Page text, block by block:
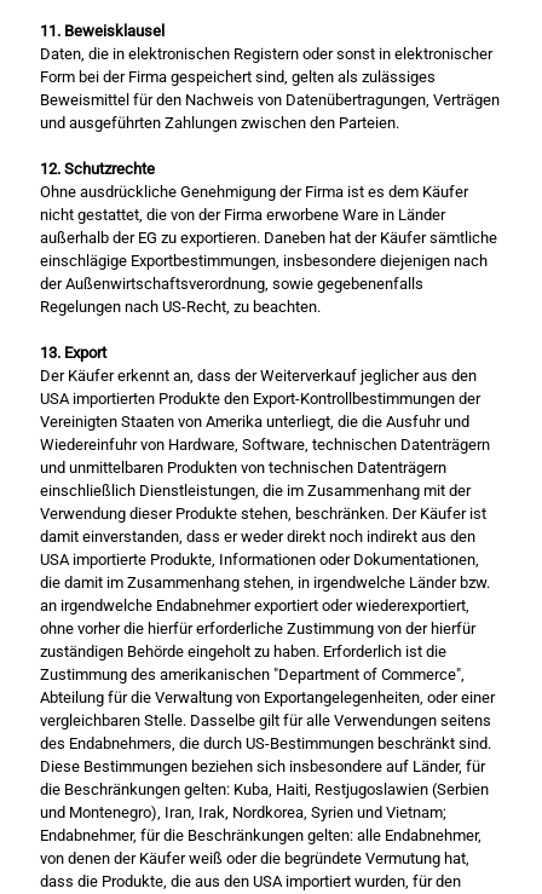
11. Beweisklausel
Daten, die in elektronischen Registern oder sonst in elektronischer
Form bei der Firma gespeichert sind, gelten als zulässiges
Beweismittel für den Nachweis von Datenübertragungen, Verträgen
und ausgeführten Zahlungen zwischen den Parteien.
12. Schutzrechte
Ohne ausdrückliche Genehmigung der Firma ist es dem Käufer
nicht gestattet, die von der Firma erworbene Ware in Länder
außerhalb der EG zu exportieren. Daneben hat der Käufer sämtliche
einschlägige Exportbestimmungen, insbesondere diejenigen nach
der Außenwirtschaftsverordnung, sowie gegebenenfalls
Regelungen nach US-Recht, zu beachten.
13. Export
Der Käufer erkennt an, dass der Weiterverkauf jeglicher aus den
USA importierten Produkte den Export-Kontrollbestimmungen der
Vereinigten Staaten von Amerika unterliegt, die die Ausfuhr und
Wiedereinfuhr von Hardware, Software, technischen Datenträgern
und unmittelbaren Produkten von technischen Datenträgern
einschließlich Dienstleistungen, die im Zusammenhang mit der
Verwendung dieser Produkte stehen, beschränken. Der Käufer ist
damit einverstanden, dass er weder direkt noch indirekt aus den
USA importierte Produkte, Informationen oder Dokumentationen,
die damit im Zusammenhang stehen, in irgendwelche Länder bzw.
an irgendwelche Endabnehmer exportiert oder wiederexportiert,
ohne vorher die hierfür erforderliche Zustimmung von der hierfür
zuständigen Behörde eingeholt zu haben. Erforderlich ist die
Zustimmung des amerikanischen "Department of Commerce",
Abteilung für die Verwaltung von Exportangelegenheiten, oder einer
vergleichbaren Stelle. Dasselbe gilt für alle Verwendungen seitens
des Endabnehmers, die durch US-Bestimmungen beschränkt sind.
Diese Bestimmungen beziehen sich insbesondere auf Länder, für
die Beschränkungen gelten: Kuba, Haiti, Restjugoslawien (Serbien
und Montenegro), Iran, Irak, Nordkorea, Syrien und Vietnam;
Endabnehmer, für die Beschränkungen gelten: alle Endabnehmer,
von denen der Käufer weiß oder die begründete Vermutung hat,
dass die Produkte, die aus den USA importiert wurden, für den